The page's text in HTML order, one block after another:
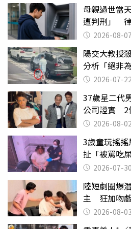
母親過世當
遭判刑」
2026-08-07
陽交大教授
分析「絕非
行詭異
2026-07-22
37歲星二代
公司證實 2
2026-08-02
3歲童玩搖
扯「被罵吃
監 2026-07-30
陸短劇圈爆
主 狂加吻戲
潰 2026-08-03